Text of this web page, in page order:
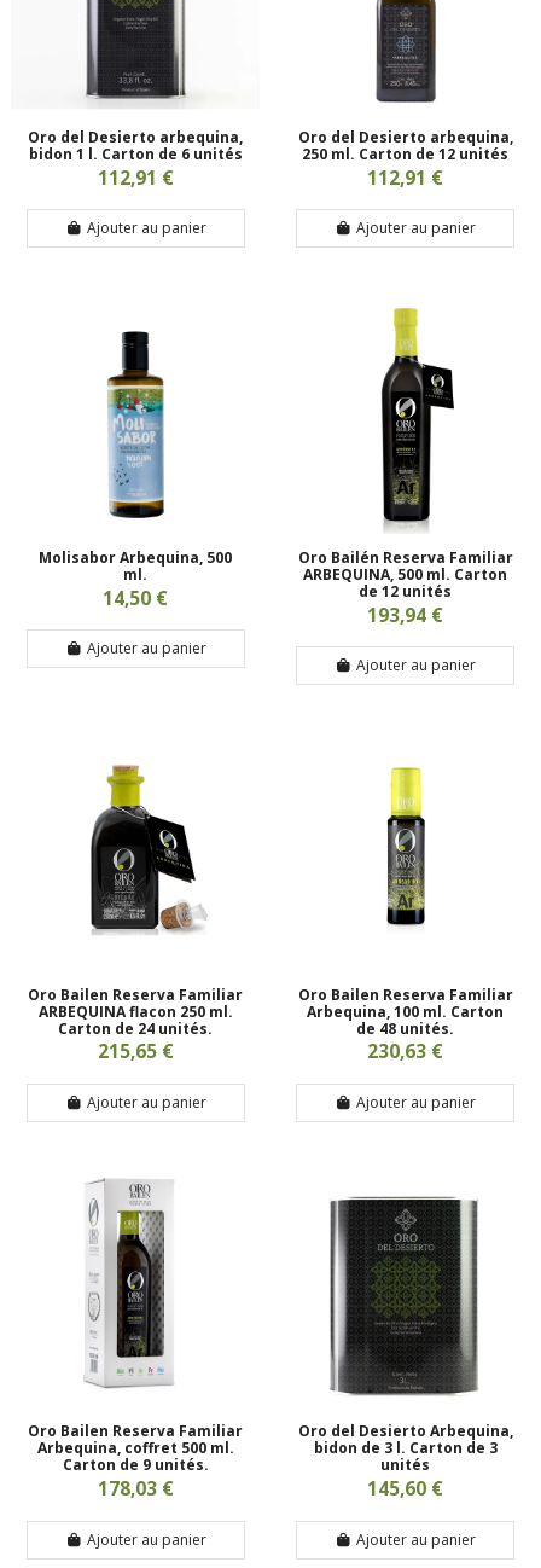
Oro del Desierto arbequina,
bidon 1 l. Carton de 6 unités
112,91 €
Ajouter au panier
Oro del Desierto arbequina,
250 ml. Carton de 12 unités
112,91 €
Ajouter au panier
Molisabor Arbequina, 500
ml.
14,50 €
Ajouter au panier
Oro Bailén Reserva Familiar
ARBEQUINA, 500 ml. Carton
de 12 unités
193,94 €
Ajouter au panier
Oro Bailen Reserva Familiar
ARBEQUINA flacon 250 ml.
Carton de 24 unités.
215,65 €
Ajouter au panier
Oro Bailen Reserva Familiar
Arbequina, 100 ml. Carton
de 48 unités.
230,63 €
Ajouter au panier
Oro Bailen Reserva Familiar
Arbequina, coffret 500 ml.
Carton de 9 unités.
178,03 €
Ajouter au panier
Oro del Desierto Arbequina,
bidon de 3 l. Carton de 3
unités
145,60 €
Ajouter au panier